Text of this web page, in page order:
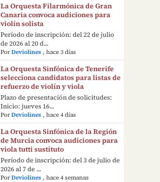
La Orquesta Filarmónica de Gran
Canaria convoca audiciones para
violín solista
Período de inscripción: del 22 de julio
de 2026 al 20 d...
PorDeviolines ,hace 3 días
La Orquesta Sinfónica de Tenerife
selecciona candidatos para listas de
refuerzo de violín y viola
Plazo de presentación de solicitudes:
Inicio: jueves 16...
PorDeviolines ,hace 4 días
La Orquesta Sinfónica de la Región
de Murcia convoca audiciones para
viola tutti sustituto
Período de inscripción: del 3 de julio de
2026 al 7 de ...
PorDeviolines ,hace 4 semanas